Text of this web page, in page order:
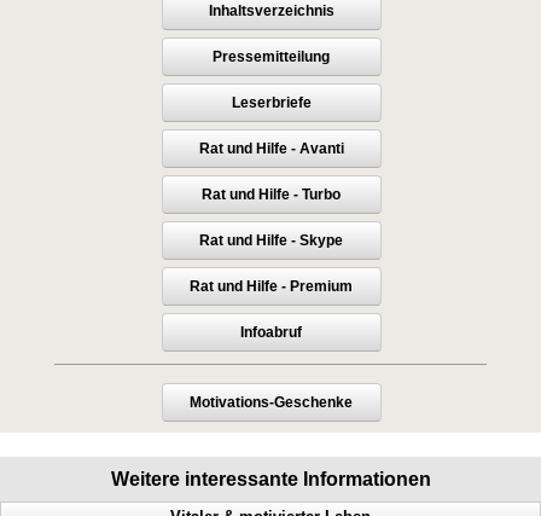
Inhaltsverzeichnis
Pressemitteilung
Leserbriefe
Rat und Hilfe - Avanti
Rat und Hilfe - Turbo
Rat und Hilfe - Skype
Rat und Hilfe - Premium
Infoabruf
Motivations-Geschenke
Weitere interessante Informationen